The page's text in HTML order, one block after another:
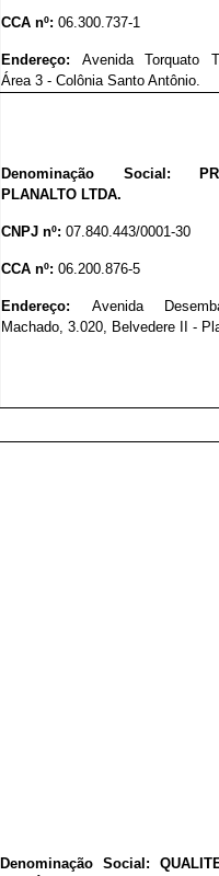
CCA nº:06.300.737-1
Endereço: Avenida Torquato
Área 3 - Colônia Santo Antônio.
Denominação Social:
PLANALTO LTDA.
CNPJ nº:07.840.443/0001-30
CCA nº:06.200.876-5
Endereço: Avenida
Machado, 3.020, Belvedere II -
Denominação Social: